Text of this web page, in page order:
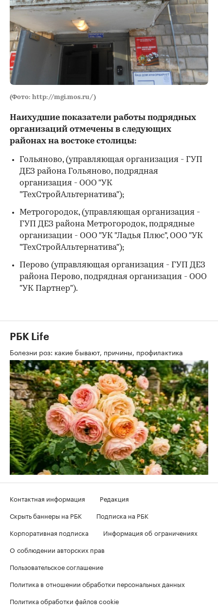
(Фото: http://mgi.mos.ru/)
Наихудшие показатели работы подрядных
организаций отмечены в следующих
районах на востоке столицы:
Гольяново, (управляющая организация - ГУП
ДЕЗ района Гольяново, подрядная
организация - ООО "УК
"ТехСтройАльтернатива");
Метрогородок, (управляющая организация -
ГУП ДЕЗ района Метрогородок, подрядные
организации - ООО "УК "Ладья Плюс", ООО "УК
"ТехСтройАльтернатива");
Перово (управляющая организация - ГУП ДЕЗ
района Перово, подрядная организация - ООО
"УК Партнер").
РБК Life
Болезни роз: какие бывают, причины, профилактика
Контактная информация
Редакция
Скрыть баннеры на РБК
Подписка на РБК
Корпоративная подписка
Информация об ограничениях
О соблюдении авторских прав
Пользовательское соглашение
Политика в отношении обработки персональных данных
Политика обработки файлов cookie